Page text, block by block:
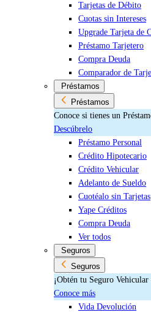
Tarjetas de Débito
Cuotas sin Intereses
Upgrade Tarjeta de
Préstamo Tarjetero
Compra Deuda
Comparador de
Préstamos
Préstamos
Conoce si tienes un
Descúbrelo
Préstamo Personal
Crédito Hipotecario
Crédito Vehicular
Adelanto de Sueldo
Cuotéalo sin Tarjetas
Yape Créditos
Compra Deuda
Ver todos
Seguros
Seguros
¡Obtén tu Seguro
Conoce más
Vida Devolución